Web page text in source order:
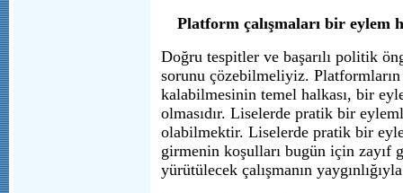
Platform çalışmaları bir eylem
Doğru tespitler ve başarılı politik
sorunu çözebilmeliyiz. Platformların
kalabilmesinin temel halkası, bir
olmasıdır. Liselerde pratik bir
olabilmektir. Liselerde pratik bir
girmenin koşulları bugün için zayıf
yürütülecek çalışmanın